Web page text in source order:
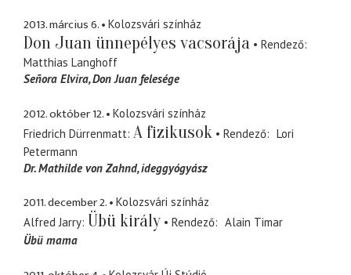
2013. március 6. Kolozsvári színház
Don Juan ünnepélyes vacsorája
Rendező
Matthias Langhoff
Señora Elvira Don Juan felesége
2012. október 12.
Kolozsvári színház
Friedrich Dürrenmatt A fizikusok Rendező
Lori
Petermann
Dr. Mathilde von Zahnd ideggyógyász
2011. december 2.
Kolozsvári színház
Alfred Jarry Übü király Rendező
Alain Timar
Übü mama